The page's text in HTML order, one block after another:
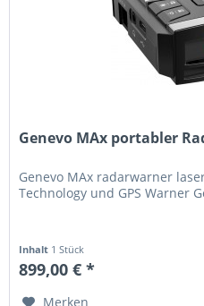
Genevo MAx portabler
Genevo MAx radarwarner
Technology und GPS Warner
Inhalt 1 Stück
899,00 € *
Merken